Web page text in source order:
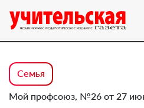
Семья
Мой профсоюз, №26 от 27